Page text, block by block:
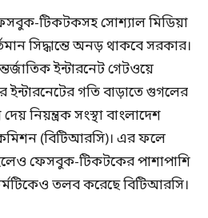
ফেসবুক-টিকটকসহ সোশ্যাল মিডিয়া
সিদ্ধান্তে অনড় থাকবে সরকার।
ইন্টারনেট গেটওয়ে
গতি বাড়াতে গুগলের
নিয়ন্ত্রক সংস্থা বাংলাদেশ
(বিটিআরসি)। এর ফলে
ফেসবুক-টিকটকের পাশাপাশি
তলব করেছে বিটিআরসি।